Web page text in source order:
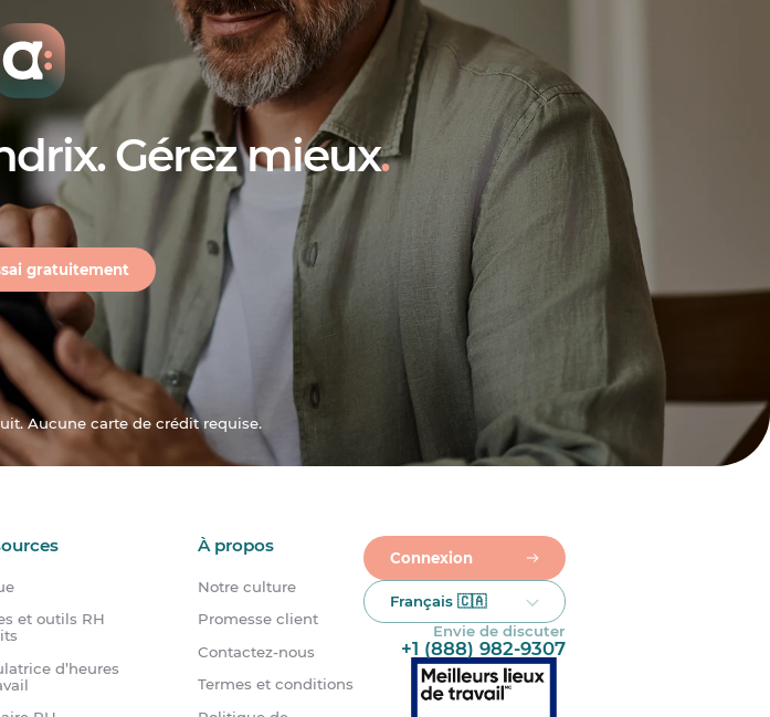
Gérez mieux.
gratuitement
Aucune carte de crédit requise.
et outils RH
d’heures
À propos
Notre culture
Promesse client
Contactez-nous
Termes et conditions
Connexion
Français 🇨🇦
Envie de discuter
+1 (888) 982-9307